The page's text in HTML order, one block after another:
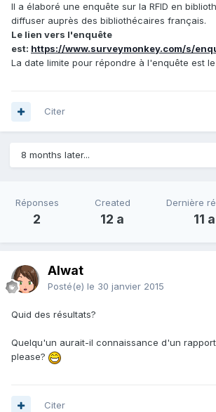
Il a élaboré une enquête sur la RFID en
diffuser auprès des bibliothécaires français.
Le lien vers l'enquête
est: https://www.surveymonkey.com/s/
La date limite pour répondre à l'enquête est le
Citer
8 months later...
Réponses
2
Created
12 a
Dernière
11 a
Alwat
Posté(e) le 30 janvier 2015
Quid des résultats?
Quelqu'un aurait-il connaissance d'un
please?
Citer